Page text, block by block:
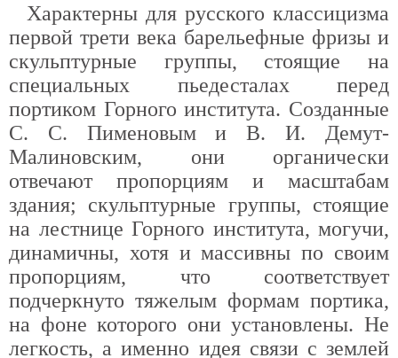
Характерны для русского классицизма
первой трети века барельефные фризы и
скульптурные группы, стоящие на
специальных пьедесталах перед
портиком Горного института. Созданные
С. С. Пименовым и В. И. Демут-
Малиновским, они органически
отвечают пропорциям и масштабам
здания; скульптурные группы, стоящие
на лестнице Горного института, могучи,
динамичны, хотя и массивны по своим
пропорциям, что соответствует
подчеркнуто тяжелым формам портика,
на фоне которого они установлены. Не
легкость, а именно идея связи с землей